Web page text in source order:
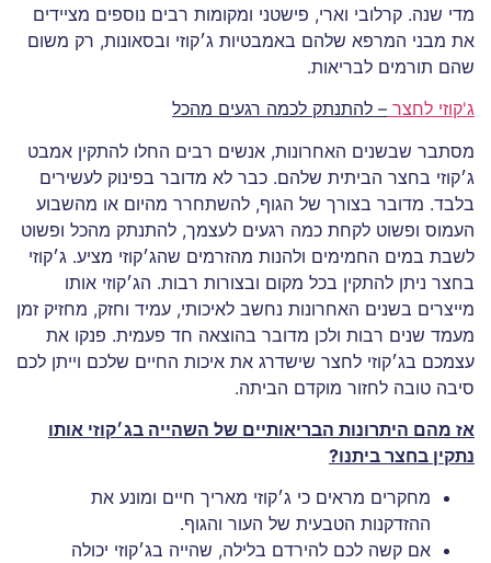
מדי שנה. קרלובי וארי, פישטני ומקומות רבים נוספים מציידים
את מבני המרפא שלהם באמבטיות ג׳קוזי ובסאונות, רק משום
שהם תורמים לבריאות.
ג'קוזי לחצר – להתנתק לכמה רגעים מהכל
מסתבר שבשנים האחרונות, אנשים רבים החלו להתקין אמבט
ג׳קוזי בחצר הביתית שלהם. כבר לא מדובר בפינוק לעשירים
בלבד. מדובר בצורך של הגוף, להשתחרר מהיום או מהשבוע
העמוס ופשוט לקחת כמה רגעים לעצמך, להתנתק מהכל ופשוט
לשבת במים החמימים ולהנות מהזרמים שהג׳קוזי מציע. ג׳קוזי
בחצר ניתן להתקין בכל מקום ובצורות רבות. הג׳קוזי אותו
מייצרים בשנים האחרונות נחשב לאיכותי, עמיד וחזק, מחזיק זמן
מעמד שנים רבות ולכן מדובר בהוצאה חד פעמית. פנקו את
עצמכם בג׳קוזי לחצר שישדרג את איכות החיים שלכם וייתן לכם
סיבה טובה לחזור מוקדם הביתה.
אז מהם היתרונות הבריאותיים של השהייה בג׳קוזי אותו
נתקין בחצר ביתנו?
מחקרים מראים כי ג׳קוזי מאריך חיים ומונע את
ההזדקנות הטבעית של העור והגוף.
אם קשה לכם להירדם בלילה, שהייה בג׳קוזי יכולה